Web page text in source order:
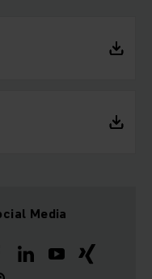
Media